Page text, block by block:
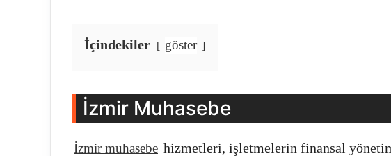
İçindekiler göster
İzmir Muhasebe
İzmir muhasebe hizmetleri, işletmelerin finansal